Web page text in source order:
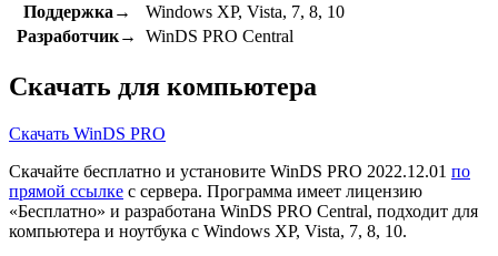
Поддержка→
Windows XP, Vista, 7, 8, 10
Разработчик→
WinDS PRO Central
Скачать для компьютера
Скачать WinDS PRO
Скачайте бесплатно и установите WinDS PRO 2022.12.01 по
прямой ссылке с сервера. Программа имеет лицензию
«Бесплатно» и разработана WinDS PRO Central, подходит для
компьютера и ноутбука с Windows XP, Vista, 7, 8, 10.